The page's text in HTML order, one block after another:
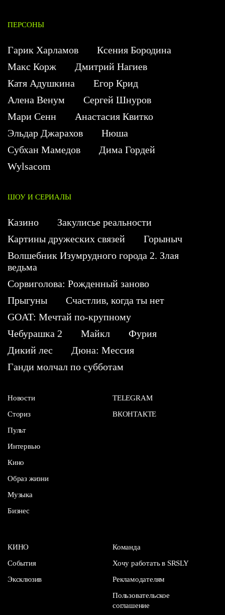
ПЕРСОНЫ
Гарик Харламов
Ксения Бородина
Макс Корж
Дмитрий Нагиев
Катя Адушкина
Егор Крид
Алена Венум
Сергей Шнуров
Мари Сенн
Анастасия Квитко
Эльдар Джарахов
Нюша
Субхан Мамедов
Дима Гордей
Wylsacom
ШОУ И СЕРИАЛЫ
Казино
Закулисье реальности
Картины дружеских связей
Горыныч
Волшебник Изумрудного города 2. Злая
ведьма
Сорвиголова: Рожденный заново
Прыгуны
Счастлив, когда ты нет
GOAT: Мечтай по-крупному
Чебурашка 2
Майкл
Фурия
Дикий лес
Дюна: Мессия
Ганди молчал по субботам
Новости
Сториз
Пульт
Интервью
Кино
Образ жизни
Музыка
Бизнес
TELEGRAM
ВКОНТАКТЕ
КИНО
События
Эксклюзив
Команда
Хочу работать в SRSLY
Рекламодателям
Пользовательское
соглашение